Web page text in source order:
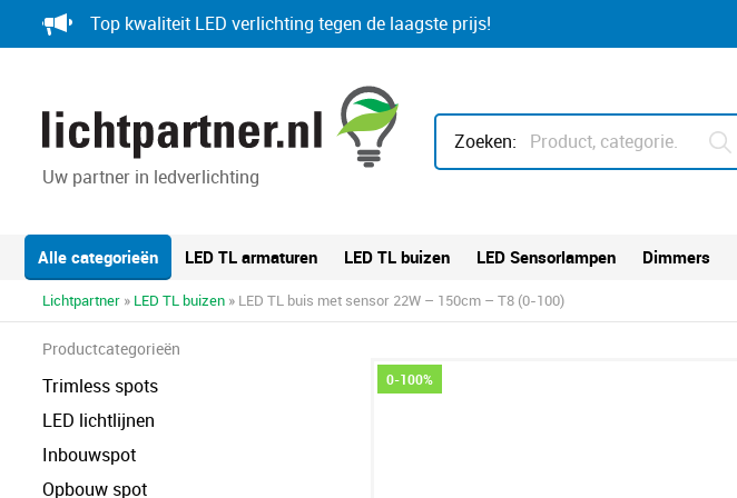
to
Top kwaliteit LED verlichting tegen de laagste prijs!
Uw partner in ledverlichting
Zoeken:
Alle categorieën LED TL armaturen LED TL buizen LED Sensorlampen Dimmers
Lichtpartner » LED TL buizen » LED TL buis met sensor 22W – 150cm – T8 (0-100)
Productcategorieën
Trimless spots
LED lichtlijnen
Inbouwspot
Opbouw spot
0-100%